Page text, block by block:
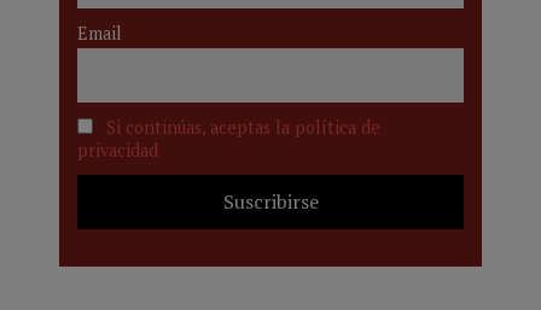
Email
Si continúas, aceptas la política de
privacidad